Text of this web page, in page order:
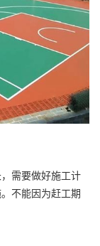
需要做好施工计
不能因为赶工期